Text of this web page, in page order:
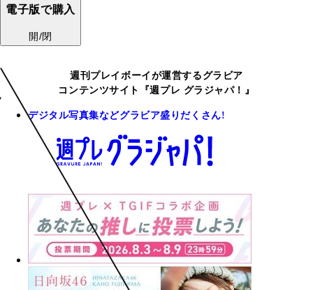
電子版で購入
開/閉
週刊プレイボーイが運営するグラビア
コンテンツサイト『週プレ グラジャパ！』
デジタル写真集などグラビア盛りだくさん!